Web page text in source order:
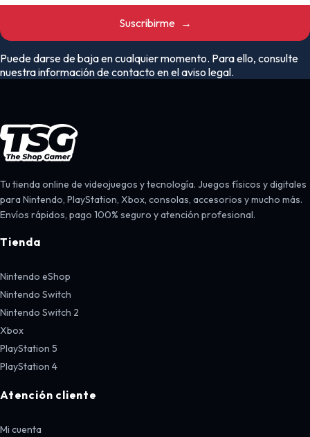
Suscribirme →
Puede darse de baja en cualquier momento. Para ello, consulte
nuestra información de contacto en el aviso legal.
Tu tienda online de videojuegos y tecnología. Juegos físicos y digitales
para Nintendo, PlayStation, Xbox, consolas, accesorios y mucho más.
Envíos rápidos, pago 100% seguro y atención profesional.
Tienda
Nintendo eShop
Nintendo Switch
Nintendo Switch 2
Xbox
PlayStation 5
PlayStation 4
Atención cliente
Mi cuenta